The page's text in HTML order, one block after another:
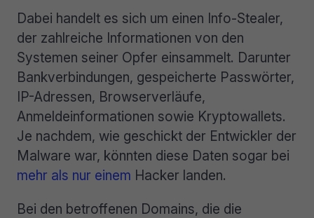
Dabei handelt es sich um einen Info-Stealer,
der zahlreiche Informationen von den
Systemen seiner Opfer einsammelt. Darunter
Bankverbindungen, gespeicherte Passwörter,
IP-Adressen, Browserverläufe,
Anmeldeinformationen sowie Kryptowallets.
Je nachdem, wie geschickt der Entwickler der
Malware war, könnten diese Daten sogar bei
mehr als nur einem Hacker landen.
Bei den betroffenen Domains, die die